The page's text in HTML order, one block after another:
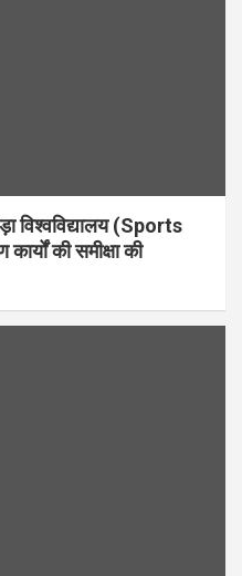
विश्वविद्यालय (Sports
की समीक्षा की